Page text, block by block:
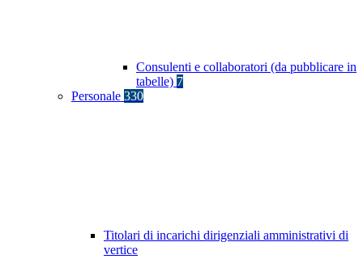
Consulenti e collaboratori (da pubblicare in
tabelle) 7
Personale 330
Titolari di incarichi dirigenziali amministrativi di
vertice